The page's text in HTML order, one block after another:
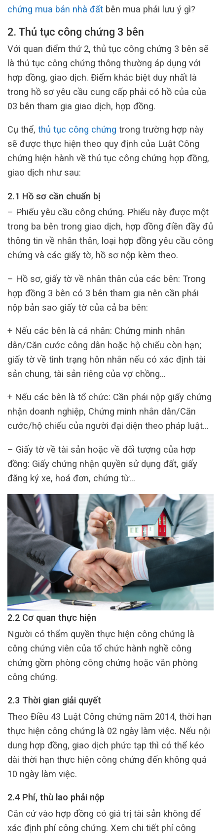
chứng mua bán nhà đất bên mua phải lưu ý gì?
2. Thủ tục công chứng 3 bên
Với quan điểm thứ 2, thủ tục công chứng 3 bên sẽ
là thủ tục công chứng thông thường áp dụng với
hợp đồng, giao dịch. Điểm khác biệt duy nhất là
trong hồ sơ yêu cầu cung cấp phải có hồ của của
03 bên tham gia giao dịch, hợp đồng.
Cụ thể, thủ tục công chứng trong trường hợp này
sẽ được thực hiện theo quy định của Luật Công
chứng hiện hành về thủ tục công chứng hợp đồng,
giao dịch như sau:
2.1 Hồ sơ cần chuẩn bị
– Phiếu yêu cầu công chứng. Phiếu này được một
trong ba bên trong giao dịch, hợp đồng điền đầy đủ
thông tin về nhân thân, loại hợp đồng yêu cầu công
chứng và các giấy tờ, hồ sơ nộp kèm theo.
– Hồ sơ, giấy tờ về nhân thân của các bên: Trong
hợp đồng 3 bên có 3 bên tham gia nên cần phải
nộp bản sao giấy tờ của cả ba bên:
+ Nếu các bên là cá nhân: Chứng minh nhân
dân/Căn cước công dân hoặc hộ chiếu còn hạn;
giấy tờ về tình trạng hôn nhân nếu có xác định tài
sản chung, tài sản riêng của vợ chồng…
+ Nếu các bên là tổ chức: Cần phải nộp giấy chứng
nhận doanh nghiệp, Chứng minh nhân dân/Căn
cước/hộ chiếu của người đại diện theo pháp luật…
– Giấy tờ về tài sản hoặc về đối tượng của hợp
đồng: Giấy chứng nhận quyền sử dụng đất, giấy
đăng ký xe, hoá đơn, chứng từ…
2.2 Cơ quan thực hiện
Người có thẩm quyền thực hiện công chứng là
công chứng viên của tổ chức hành nghề công
chứng gồm phòng công chứng hoặc văn phòng
công chứng.
2.3 Thời gian giải quyết
Theo Điều 43 Luật Công chứng năm 2014, thời hạn
thực hiện công chứng là 02 ngày làm việc. Nếu nội
dung hợp đồng, giao dịch phức tạp thì có thể kéo
dài thời hạn thực hiện công chứng đến không quá
10 ngày làm việc.
2.4 Phí, thù lao phải nộp
Căn cứ vào hợp đồng có giá trị tài sản không để
xác định phí công chứng. Xem chi tiết phí công